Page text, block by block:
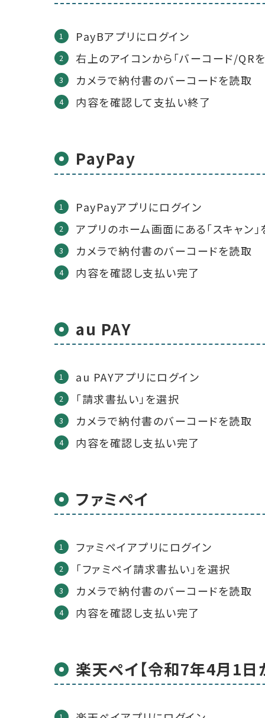
PayBアプリにログイン
右上のアイコンから「バーコード/QR
カメラで納付書のバーコードを読取
内容を確認して支払い終了
PayPay
PayPayアプリにログイン
アプリのホーム画面にある「スキャン
カメラで納付書のバーコードを読取
内容を確認し支払い完了
au PAY
au PAYアプリにログイン
「請求書払い」を選択
カメラで納付書のバーコードを読取
内容を確認し支払い完了
ファミペイ
ファミペイアプリにログイン
「ファミペイ請求書払い」を選択
カメラで納付書のバーコードを読取
内容を確認し支払い完了
楽天ペイ【令和7年4月1日